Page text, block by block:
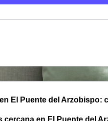
El Puente del Arzobispo:
cercana en El Puente del